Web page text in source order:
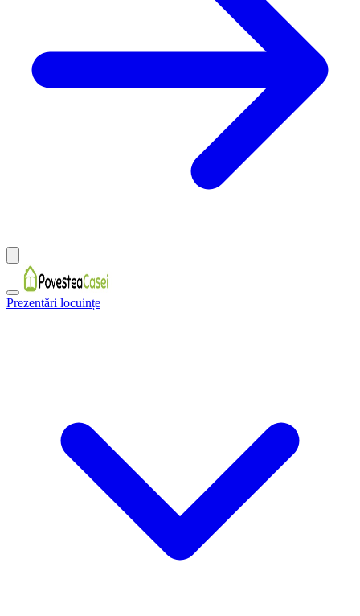
Prezentări locuințe